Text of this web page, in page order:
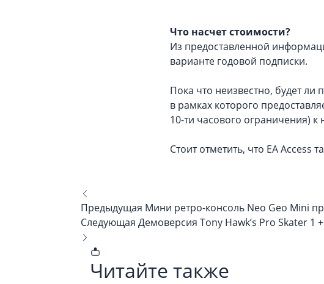
Что насчет стоимости?
Из предоставленной
варианте годовой подписки.
Пока что неизвестно, будет ли
в рамках которого
10-ти часового ограничения) к
Стоит отметить, что EA Access
Предыдущая Мини ретро-консоль Neo Geo Mini
Следующая Демоверсия Tony Hawk’s Pro Skater 1 +
Читайте также